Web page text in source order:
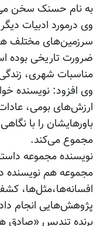
به نام حسنک سخن
وی درمورد ادبیات
سرزمین‌های مختلف
ضرورت تاریخی بوده
مناسبات شهری،
وی افزود: نویسنده
ارزش‌های بومی،
باورهایشان را با
مجموع می‌کند.
نویسنده مجموعه
مجموعه هم نویسنده
افسانه‌ها،‌مثل‌ها،
پژوهش‌هایی انجام
برنده تندیس «صادق